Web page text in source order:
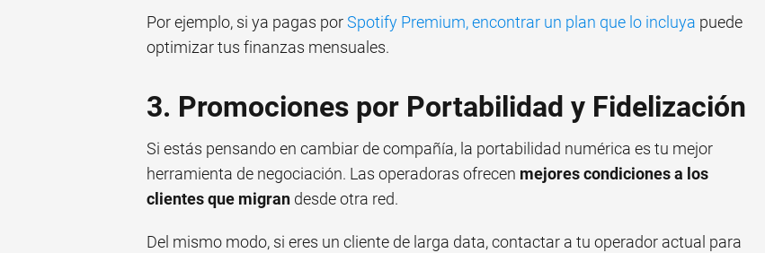
Por ejemplo, si ya pagas porSpotify Premium, encontrar un plan que lo incluya puede
optimizar tus finanzas mensuales.
3. Promociones por Portabilidad y Fidelización
Si estás pensando en cambiar de compañía, la portabilidad numérica es tu mejor
herramienta de negociación. Las operadoras ofrecen mejores condiciones a los
clientes que migran desde otra red.
Del mismo modo, si eres un cliente de larga data, contactar a tu operador actual para